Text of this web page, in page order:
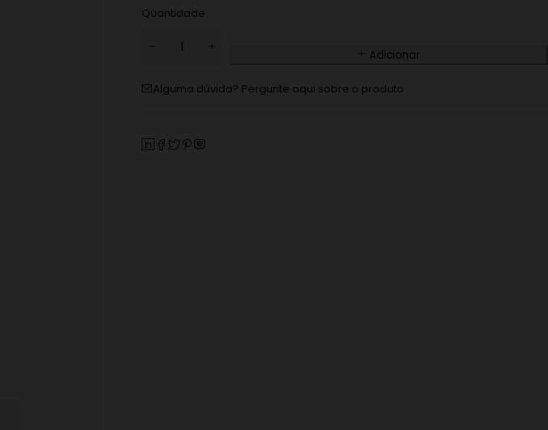
Quantidade
Adicionar
Alguma dúvida? Pergunte aqui sobre o produto